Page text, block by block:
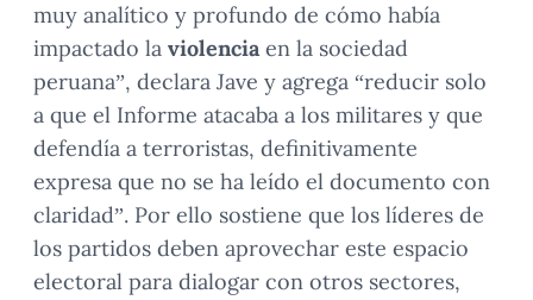
muy analítico y profundo de cómo había
impactado la violenciaen la sociedad
peruana”, declara Jave y agrega “reducir solo
a que el Informe atacaba a los militares y que
defendía a terroristas, definitivamente
expresa que no se ha leído el documento con
claridad”. Por ello sostiene que los líderes de
los partidos deben aprovechar este espacio
electoral para dialogar con otros sectores,